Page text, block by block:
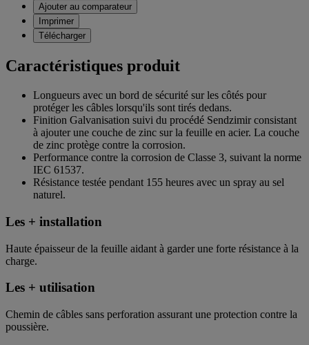
Ajouter au comparateur
Imprimer
Télécharger
Caractéristiques produit
Longueurs avec un bord de sécurité sur les côtés pour
protéger les câbles lorsqu'ils sont tirés dedans.
Finition Galvanisation suivi du procédé Sendzimir consistant
à ajouter une couche de zinc sur la feuille en acier. La couche
de zinc protège contre la corrosion.
Performance contre la corrosion de Classe 3, suivant la norme
IEC 61537.
Résistance testée pendant 155 heures avec un spray au sel
naturel.
Les + installation
Haute épaisseur de la feuille aidant à garder une forte résistance à la
charge.
Les + utilisation
Chemin de câbles sans perforation assurant une protection contre la
poussière.